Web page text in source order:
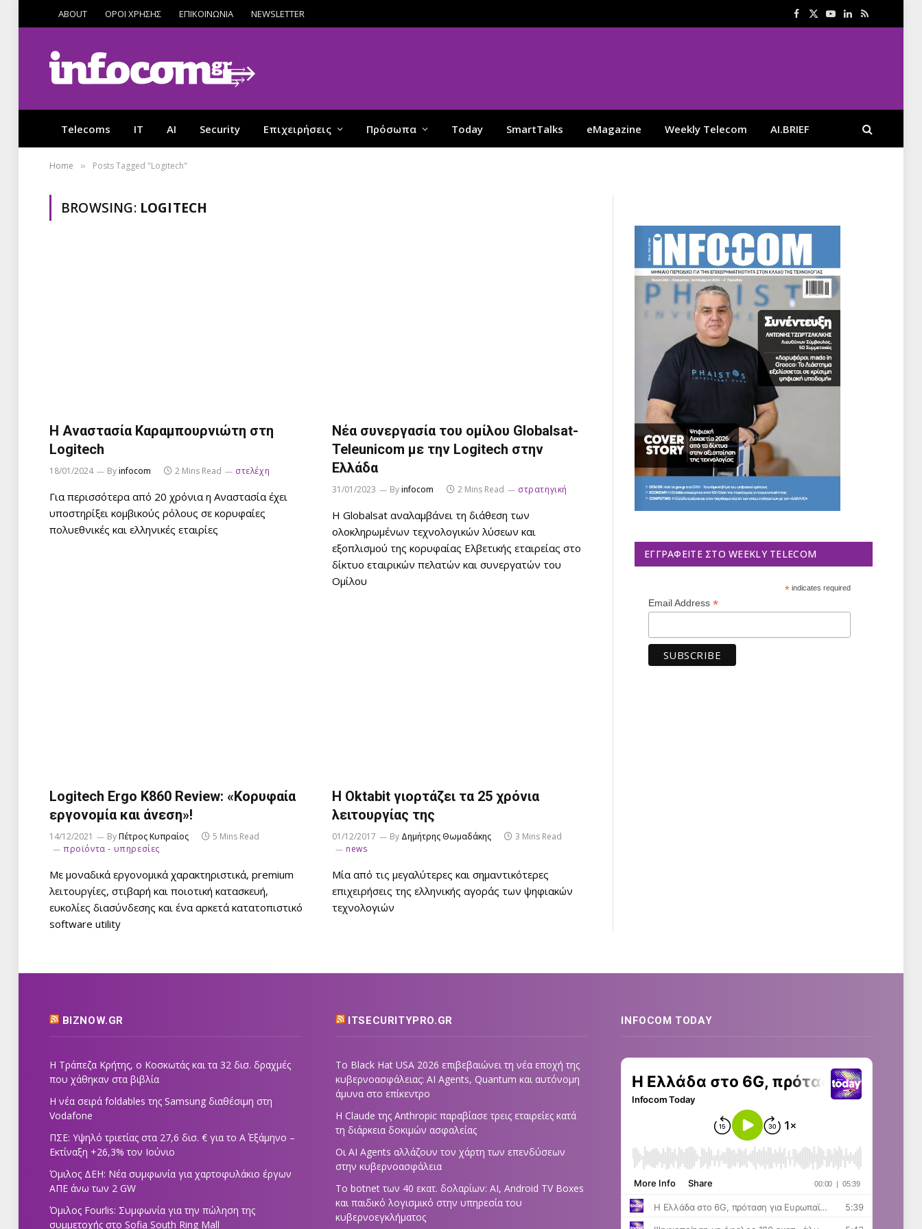
ABOUT ΟΡΟΙ ΧΡΗΣΗΣ ΕΠΙΚΟΙΝΩΝΙΑ NEWSLETTER Facebook
X
YouTube
LinkedIn
RSS
Telecoms IT AI Security Επιχειρήσεις Πρόσωπα Today SmartTalks eMagazine Weekly Telecom AI.BRIEF
Home » Posts Tagged "Logitech"
BROWSING: LOGITECH
Η Αναστασία Καραμπουρνιώτη στη
Logitech
18/01/2024 Byinfocom 2 Mins Read στελέχη
Για περισσότερα από 20 χρόνια η Αναστασία έχει
υποστηρίξει κομβικούς ρόλους σε κορυφαίες
πολυεθνικές και ελληνικές εταιρίες
Νέα συνεργασία του ομίλου Globalsat-
Teleunicom με την Logitech στην
Ελλάδα
31/01/2023 Byinfocom 2 Mins Read στρατηγική
Η Globalsat αναλαμβάνει τη διάθεση των
ολοκληρωμένων τεχνολογικών λύσεων και
εξοπλισμού της κορυφαίας Ελβετικής εταιρείας στο
δίκτυο εταιρικών πελατών και συνεργατών του
Ομίλου
Logitech Ergo K860 Review: «Κορυφαία
εργονομία και άνεση»!
14/12/2021 ByΠέτρος Κυπραίος
5 Mins Read
προϊόντα - υπηρεσίες
Με μοναδικά εργονομικά χαρακτηριστικά, premium
λειτουργίες, στιβαρή και ποιοτική κατασκευή,
ευκολίες διασύνδεσης και ένα αρκετά κατατοπιστικό
software utility
Η Oktabit γιορτάζει τα 25 χρόνια
λειτουργίας της
01/12/2017 By Δημήτρης Θωμαδάκης
3 Mins Read
news
Μία από τις μεγαλύτερες και σημαντικότερες
επιχειρήσεις της ελληνικής αγοράς των ψηφιακών
τεχνολογιών
ΕΓΓΡΑΦΕΊΤΕ ΣΤΟ WEEKLY TELECOM
*indicates required
Email Address *
BIZNOW.GR
Η Τράπεζα Κρήτης, ο Κοσκωτάς και τα 32 δισ. δραχμές
που χάθηκαν στα βιβλία
Η νέα σειρά foldables της Samsung διαθέσιμη στη
Vodafone
ΠΣΕ: Υψηλό τριετίας στα 27,6 δισ. € για το Α΄ Εξάμηνο –
Εκτίναξη +26,3% τον Ιούνιο
Όμιλος ΔΕΗ: Νέα συμφωνία για χαρτοφυλάκιο έργων
ΑΠΕ άνω των 2 GW
Όμιλος Fourlis: Συμφωνία για την πώληση της
συμμετοχής στο Sofia South Ring Mall
ITSECURITYPRO.GR
Το Black Hat USA 2026 επιβεβαιώνει τη νέα εποχή της
κυβερνοασφάλειας: AI Agents, Quantum και αυτόνομη
άμυνα στο επίκεντρο
Η Claude της Anthropic παραβίασε τρεις εταιρείες κατά
τη διάρκεια δοκιμών ασφαλείας
Οι AI Agents αλλάζουν τον χάρτη των επενδύσεων
στην κυβερνοασφάλεια
Το botnet των 40 εκατ. δολαρίων: AI, Android TV Boxes
και παιδικό λογισμικό στην υπηρεσία του
κυβερνοεγκλήματος
INFOCOM TODAY